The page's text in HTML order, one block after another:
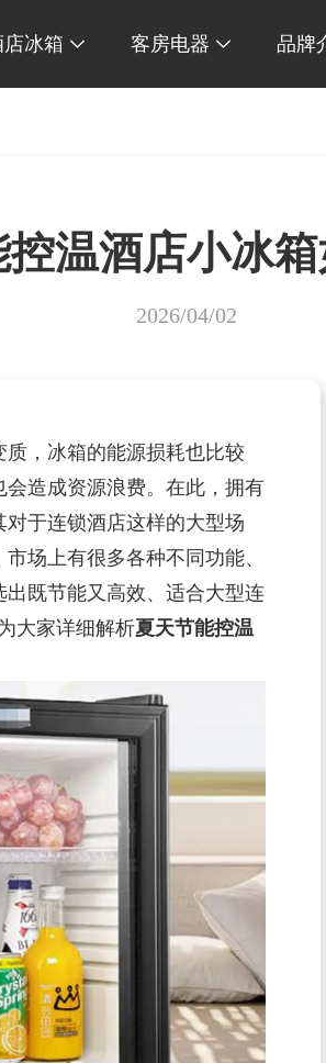
店冰箱  客房电器  品牌
温酒店小冰
2026/04/02
，冰箱的能源损耗也比较
造成资源浪费。在此，拥有
于连锁酒店这样的大型场
场上有很多各种不同功能、
既节能又高效、适合大型连
大家详细解析夏天节能控温